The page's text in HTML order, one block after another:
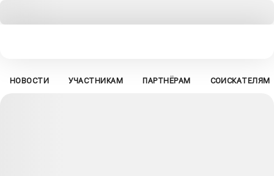
НОВОСТИ УЧАСТНИКАМ ПАРТНЁРАМ СОИСКАТЕЛЯМ